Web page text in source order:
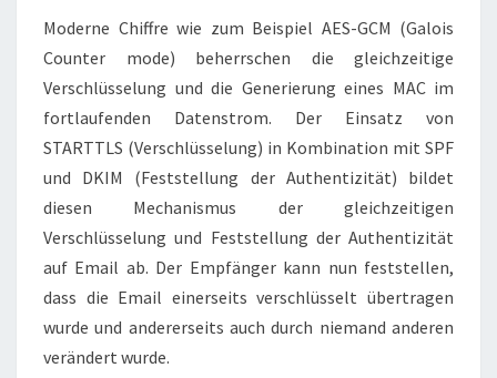
Moderne Chiffre wie zum Beispiel AES-GCM (Galois
Counter mode) beherrschen die gleichzeitige
Verschlüsselung und die Generierung eines MAC im
fortlaufenden Datenstrom. Der Einsatz von
STARTTLS (Verschlüsselung) in Kombination mit SPF
und DKIM (Feststellung der Authentizität) bildet
diesen Mechanismus der gleichzeitigen
Verschlüsselung und Feststellung der Authentizität
auf Email ab. Der Empfänger kann nun feststellen,
dass die Email einerseits verschlüsselt übertragen
wurde und andererseits auch durch niemand anderen
verändert wurde.